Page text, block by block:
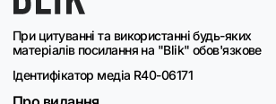
При цитуванні та використанні будь-яких
матеріалів посилання на "Blik" обов'язкове
Ідентифікатор медіа R40-06171